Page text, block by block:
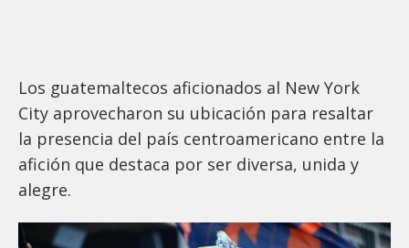
Los guatemaltecos aficionados al New York
City aprovecharon su ubicación para resaltar
la presencia del país centroamericano entre la
afición que destaca por ser diversa, unida y
alegre.